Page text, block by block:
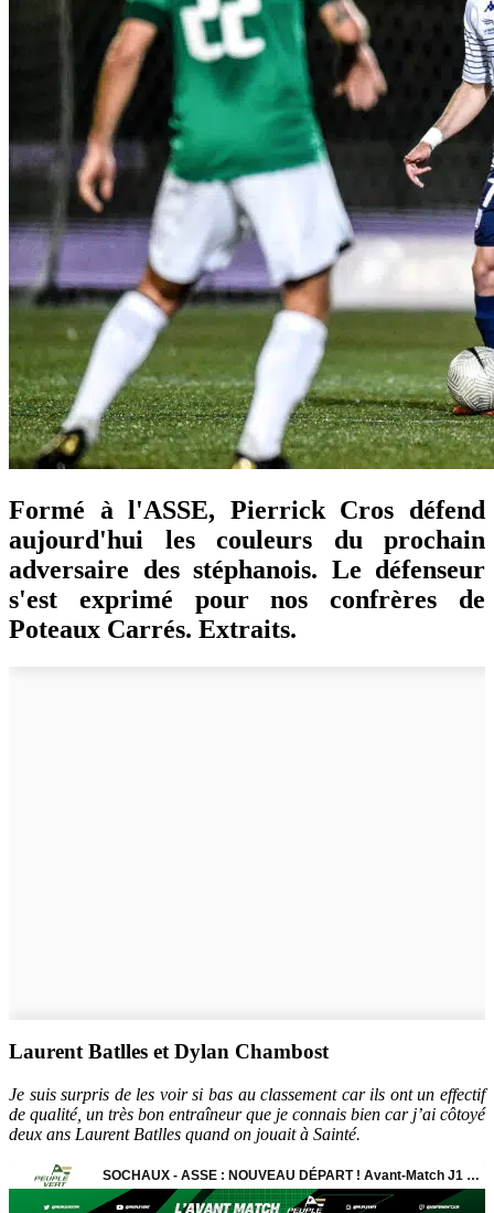
Formé à l'ASSE, Pierrick Cros défend
aujourd'hui les couleurs du prochain
adversaire des stéphanois. Le défenseur
s'est exprimé pour nos confrères de
Poteaux Carrés. Extraits.
Laurent Batlles et Dylan Chambost
Je suis surpris de les voir si bas au classement car ils ont un effectif
de qualité, un très bon entraîneur que je connais bien car j’ai côtoyé
deux ans Laurent Batlles quand on jouait à Sainté.